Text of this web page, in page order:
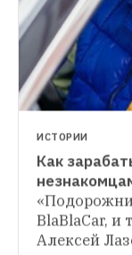
В России
С
найти
ФИНАНСЫ
Надо
меняют
экономика
растёт
ИСТОРИИ
Как
BlaBlaCar, и
Алексей